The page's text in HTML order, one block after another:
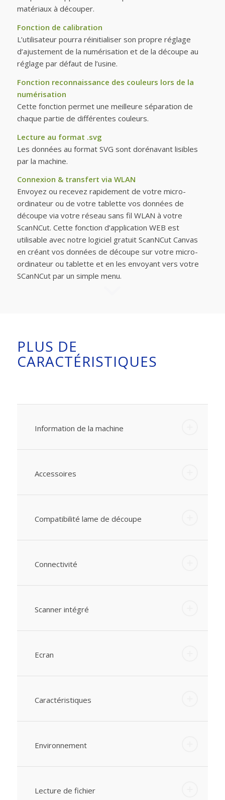
matériaux à découper.
Fonction de calibration
L’utilisateur pourra réinitialiser son propre réglage
d’ajustement de la numérisation et de la découpe au
réglage par défaut de l’usine.
Fonction reconnaissance des couleurs lors de la
numérisation
Cette fonction permet une meilleure séparation de
chaque partie de différentes couleurs.
Lecture au format .svg
Les données au format SVG sont dorénavant lisibles
par la machine.
Connexion & transfert via WLAN
Envoyez ou recevez rapidement de votre micro-
ordinateur ou de votre tablette vos données de
découpe via votre réseau sans fil WLAN à votre
ScanNCut. Cette fonction d’application WEB est
utilisable avec notre logiciel gratuit ScanNCut Canvas
en créant vos données de découpe sur votre micro-
ordinateur ou tablette et en les envoyant vers votre
SCanNCut par un simple menu.
PLUS DE
CARACTÉRISTIQUES
Information de la machine
Accessoires
Compatibilité lame de découpe
Connectivité
Scanner intégré
Ecran
Caractéristiques
Environnement
Lecture de fichier